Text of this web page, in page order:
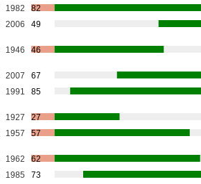
1982
82
2006 49
1946 46
2007
67
1991 85
1927
27
1957 57
1962
62
1985 73